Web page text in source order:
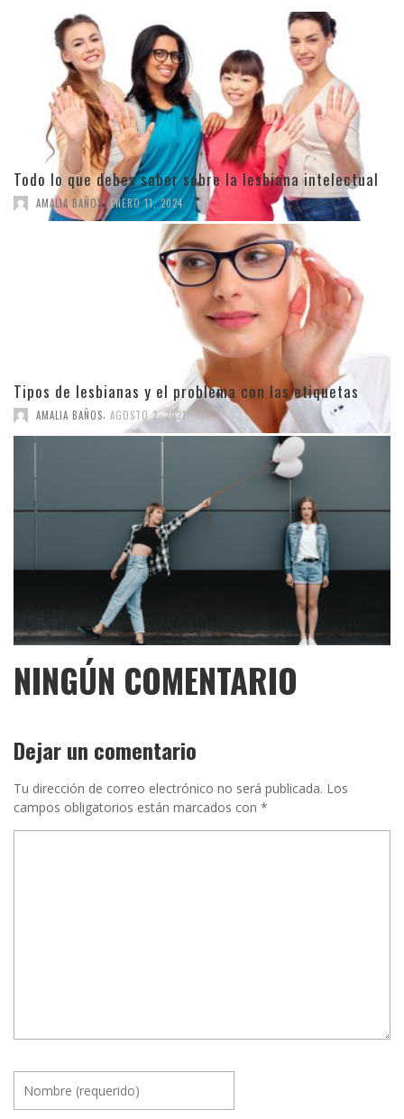
Todo lo que debes saber sobre la lesbiana intelectual
AMALIA BAÑOS, ENERO 11, 2024
Tipos de lesbianas y el problema con las etiquetas
AMALIA BAÑOS AGOSTO 2, 2021
NINGÚN COMENTARIO
Dejar un comentario
Tu dirección de correo electrónico no será publicada. Los
campos obligatorios están marcados con *